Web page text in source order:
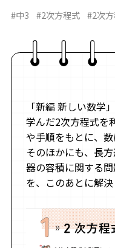
#中3 #2次方程式 #2次
「新編 新しい数学
学んだ2次方程式を
や手順をもとに、数
そのほかにも、長
器の容積に関する
を、このあとに解決